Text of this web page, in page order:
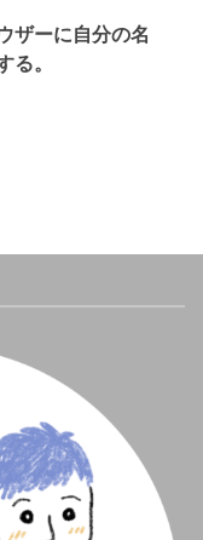
ザーに自分の名
。